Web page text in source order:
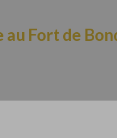
Fort de